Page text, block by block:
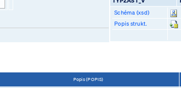
Schéma (xsd)
Popis strukt.
Popis (POPIS)